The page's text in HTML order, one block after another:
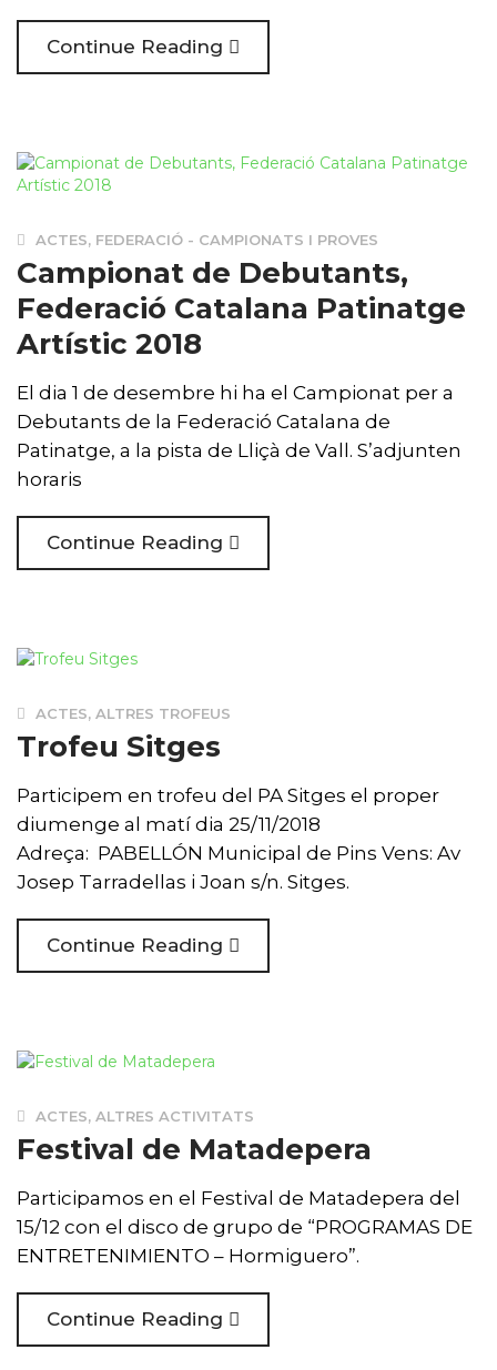
Continue Reading
ACTES, FEDERACIÓ - CAMPIONATS I PROVES
Campionat de Debutants,
Federació Catalana Patinatge
Artístic 2018
El dia 1 de desembre hi ha el Campionat per a
Debutants de la Federació Catalana de
Patinatge, a la pista de Lliçà de Vall. S’adjunten
horaris
Continue Reading
ACTES, ALTRES TROFEUS
Trofeu Sitges
Participem en trofeu del PA Sitges el proper
diumenge al matí dia 25/11/2018
Adreça: PABELLÓN Municipal de Pins Vens: Av
Josep Tarradellas i Joan s/n. Sitges.
Continue Reading
ACTES, ALTRES ACTIVITATS
Festival de Matadepera
Participamos en el Festival de Matadepera del
15/12 con el disco de grupo de “PROGRAMAS DE
ENTRETENIMIENTO – Hormiguero”.
Continue Reading